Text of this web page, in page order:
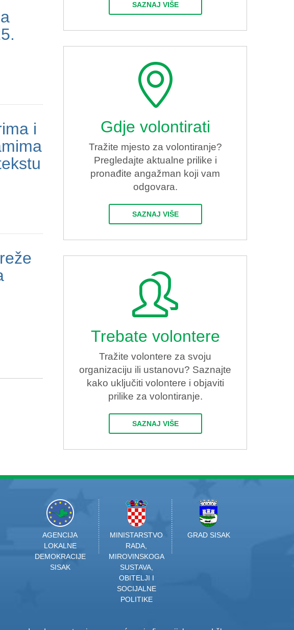
i
SAZNAJ VIŠE
Gdje volontirati
Tražite mjesto za volontiranje?
Pregledajte aktualne prilike i
pronađite angažman koji vam
odgovara.
SAZNAJ VIŠE
Trebate volontere
Tražite volontere za svoju
organizaciju ili ustanovu? Saznajte
kako uključiti volontere i objaviti
prilike za volontiranje.
SAZNAJ VIŠE
AGENCIJA
LOKALNE
DEMOKRACIJE
SISAK
MINISTARSTVO
RADA,
MIROVINSKOGA
SUSTAVA,
OBITELJI I
SOCIJALNE
POLITIKE
GRAD SISAK